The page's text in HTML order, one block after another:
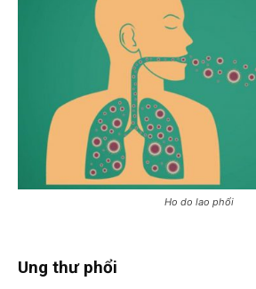
Ho do lao phổi
Ung thư phổi